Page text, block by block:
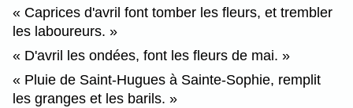
Caprices d'avril font tomber les fleurs, et trembler
les laboureurs.
D'avril les ondées, font les fleurs de mai.
Pluie de Saint-Hugues à Sainte-Sophie, remplit
les granges et les barils.